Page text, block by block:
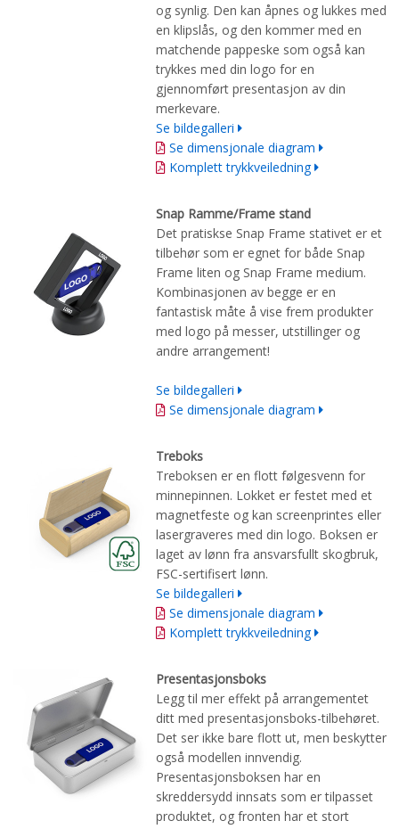
og synlig. Den kan åpnes og lukkes med
en klipslås, og den kommer med en
matchende pappeske som også kan
trykkes med din logo for en
gjennomført presentasjon av din
merkevare.
Se bildegalleri
Se dimensjonale diagram
Komplett trykkveiledning
Snap Ramme/Frame stand
Det pratiskse Snap Frame stativet er et
tilbehør som er egnet for både Snap
Frame liten og Snap Frame medium.
Kombinasjonen av begge er en
fantastisk måte å vise frem produkter
med logo på messer, utstillinger og
andre arrangement!
Se bildegalleri
Se dimensjonale diagram
Treboks
Treboksen er en flott følgesvenn for
minnepinnen. Lokket er festet med et
magnetfeste og kan screenprintes eller
lasergraveres med din logo. Boksen er
laget av lønn fra ansvarsfullt skogbruk,
FSC-sertifisert lønn.
Se bildegalleri
Se dimensjonale diagram
Komplett trykkveiledning
Presentasjonsboks
Legg til mer effekt på arrangementet
ditt med presentasjonsboks-tilbehøret.
Det ser ikke bare flott ut, men beskytter
også modellen innvendig.
Presentasjonsboksen har en
skreddersydd innsats som er tilpasset
produktet, og fronten har et stort